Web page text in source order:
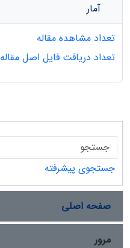
آمار
تعداد مشاهده مقاله
تعداد دریافت فایل اصل مقاله
جستجوی پیشرفته
صفحه اصلی
مرور